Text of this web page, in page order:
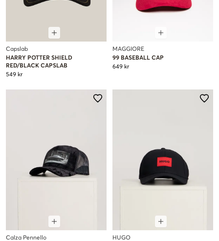
Capslab
HARRY POTTER SHIELD
RED/BLACK CAPSLAB
549 kr
MAGGIORE
99 BASEBALL CAP
649 kr
Calza Pennello
HUGO